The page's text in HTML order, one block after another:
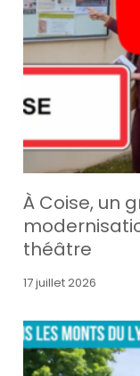
À Coise, un
théâtre
17 juillet 2026